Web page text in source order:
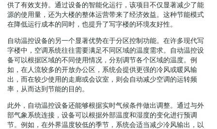
供了有效支持。通过设备的智能化运行，该项目不仅显著减少了能
源的使用量，还为大楼的整体运营带来了经济效益。这种节能模式
在降低运行成本的同时，也提升了写字楼的环境友好性。
自动温控设备的另一个显著优势在于分区控制功能。在许多现代写
字楼中，空调系统往往需要满足不同区域的温度需求。自动温控设
备可以根据区域的不同使用情况，分别调节各个区域的温度。例
如，在人流较多的开放办公区，系统会提供更强的冷风或暖风输
出，而在较少使用的走廊或会议室，则会自动减少空调的运转频
率，从而达到节能的目的。
此外，自动温控设备还能够根据实时气候条件做出调整。通过与外
部气象系统连接，设备可以根据外部温度和湿度的变化进行预调
节。例如，在外界温度较低的季节，系统会适当减少冷风输出，以